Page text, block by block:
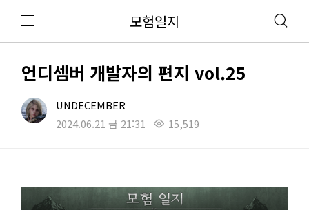
모험일지
언디셈버 개발자의 편지 vol.25
UNDECEMBER
2024.06.21 금 21:31
15,519